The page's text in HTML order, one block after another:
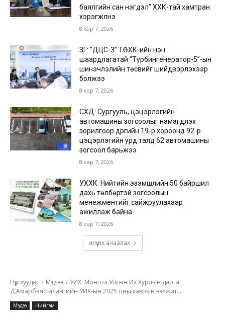
баялгийн сан нэгдэл” ХХК-тай хамтран
хэрэгжүүлнэ
8 сар 7, 2026
ЗГ: “ДЦС-3” ТӨХК-ийн нэн
шаардлагатай “Турбингенератор-5”-ын
шинэчлэлийн төсвийг шийдвэрлэхээр
болжээ
8 сар 7, 2026
СХД: Сургууль, цэцэрлэгийн
автомашины зогсоолыг нэмэгдүүлэх
зорилгоор дүүргийн 19-р хороонд 92-р
цэцэрлэгийн урд талд 62 автомашины
зогсоол барьжээ
8 сар 7, 2026
УХХК: Нийтийн эзэмшлийн 50 байршил
дахь төлбөртэй зогсоолын
менежментийг сайжруулахаар
ажиллаж байна
8 сар 7, 2026
илүү их ачаалах